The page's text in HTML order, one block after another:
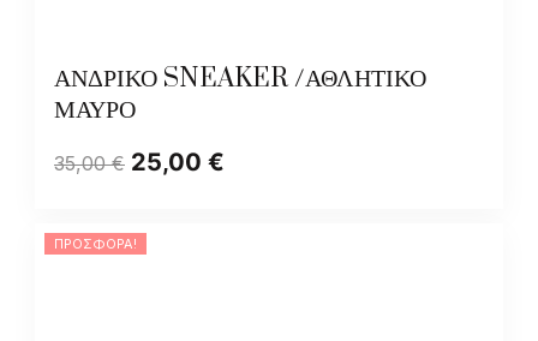
ΑΝΔΡΙΚΟ SNEAKER /ΑΘΛΗΤΙΚΟ
ΜΑΥΡΟ
35,00€ 25,00 €
ΠΡΟΣΦΟΡΆ!